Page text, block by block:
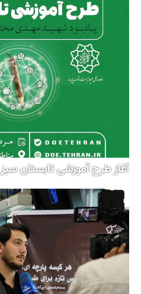
آغاز طرح آموزشی تابستان سبز